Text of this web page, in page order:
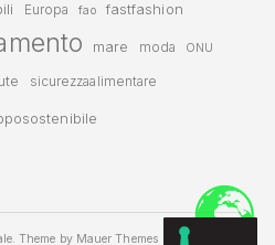
Europa fao fastfashion
mare moda ONU
sicurezzaalimentare
Theme by Mauer Themes